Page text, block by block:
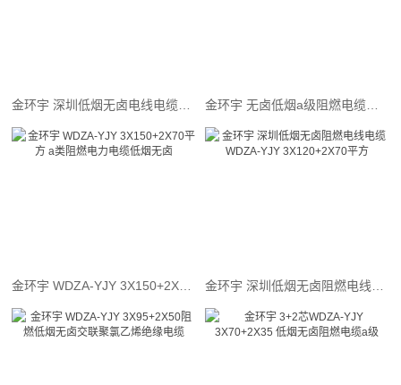
金环宇 无卤低烟a级阻燃电缆WDZA-YJY 3x185+2x95平方